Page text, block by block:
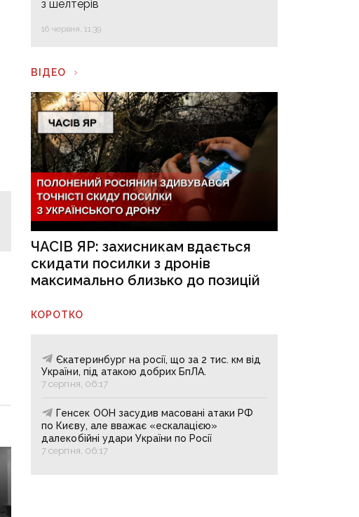
з шелтерів
16 червня, 11:39
ВІДЕО
ЧАСІВ ЯР: захисникам вдається
скидати посилки з дронів
максимально близько до позицій
КОРОТКО
Єкатеринбург на росії, що за 2 тис. км від
України, під атакою добрих БпЛА.
7 серпня, 06:17
Генсек ООН засудив масовані атаки РФ
по Києву, але вважає «ескалацією»
далекобійні удари України по Росії
7 серпня, 06:17